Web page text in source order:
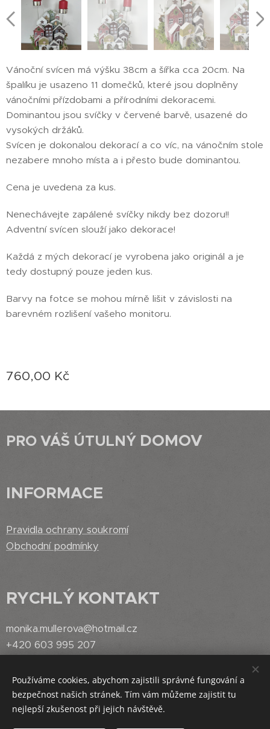
Vánoční svícen má výšku 38cm a šířka cca 20cm. Na
špalíku je usazeno 11 domečků, které jsou doplněny
vánočními přízdobami a přírodními dekoracemi.
Dominantou jsou svíčky v červené barvě, usazené do
vysokých držáků.
Svícen je dokonalou dekorací a co víc, na vánočním stole
nezabere mnoho místa a i přesto bude dominantou.
Cena je uvedena za kus.
Nenechávejte zapálené svíčky nikdy bez dozoru!!
Adventní svícen slouží jako dekorace!
Každá z mých dekorací je vyrobena jako originál a je
tedy dostupný pouze jeden kus.
Barvy na fotce se mohou mírně lišit v závislosti na
barevném rozlišení vašeho monitoru.
760,00 Kč
PRO VÁŠ ÚTULNÝ DOMOV
INFORMACE
Pravidla ochrany soukromí
Obchodní podmínky
RYCHLÝ KONTAKT
monika.mullerova@hotmail.cz
+420 603 995 207
Vytvořeno službouWebnode Cookies
Používáme cookies, abychom zajistili správné fungování a
bezpečnost našich stránek. Tím vám můžeme zajistit tu
nejlepší zkušenost při jejich návštěvě.